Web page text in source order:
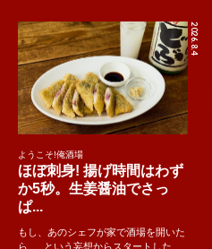
2026.8.4
ようこそ!俺酒場
ほぼ刺身! 揚げ時間はわず
か5秒。生姜醤油でさっ
ぱ...
もし、あのシェフが家で酒場を開いた
ら......という妄想からスタートした